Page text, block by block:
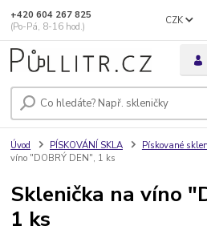
CZK
+420 604 267 825
(Po-Pá, 8-16 hod.)
Úvod PÍSKOVÁNÍ SKLA Pískované
víno "DOBRÝ DEN", 1 ks
Sklenička na víno
1 ks